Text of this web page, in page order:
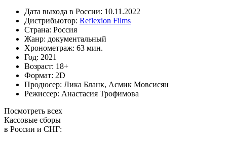
Дата выхода в России: 10.11.2022
Дистрибьютор: Reflexion Films
Страна: Россия
Жанр: документальный
Хронометраж: 63 мин.
Год: 2021
Возраст: 18+
Формат: 2D
Продюсер: Лика Бланк, Асмик Мовсисян
Режиссер: Анастасия Трофимова
Посмотреть всех
Кассовые сборы
в России и СНГ: